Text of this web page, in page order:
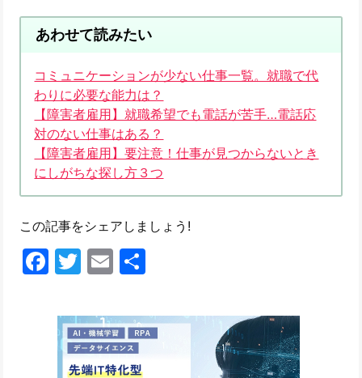
あわせて読みたい
コミュニケーションが少ない仕事一覧。就職で代
わりに必要な能力は？
【障害者雇用】就職希望でも電話が苦手…電話応
対のない仕事はある？
【障害者雇用】要注意！仕事が見つからないとき
にしがちな探し方３つ
この記事をシェアしましょう!
Facebook
Twitter
Email